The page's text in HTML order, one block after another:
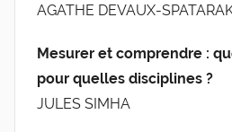
AGATHE DEVAUX-
Mesurer et comprendre :
pour quelles disciplines ?
JULES SIMHA